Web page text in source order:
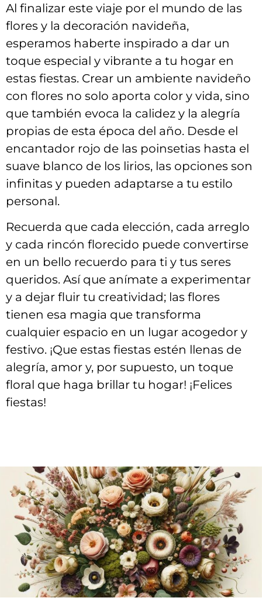
Al finalizar este viaje por el⁤ mundo de⁣ las
flores y⁤ la decoración navideña,
esperamos⁤ haberte inspirado ‍a dar un
toque​ especial y vibrante a tu hogar en
estas⁤ fiestas. Crear un ambiente navideño
con⁤ flores no solo aporta⁣ color y vida, sino
que también ‌evoca ‍la calidez y la⁣ alegría
⁣propias de esta ‍época del‌ año. Desde ⁢el
encantador rojo de ⁣las poinsetias hasta el
suave blanco‌ de los⁢ lirios, las opciones son
infinitas y pueden adaptarse a tu​ estilo
personal.
Recuerda que cada‌ elección, cada arreglo
‌y cada rincón⁢ florecido puede⁤ convertirse ​
en ⁢un bello recuerdo⁣ para‌ ti y tus seres‍
queridos. Así que anímate ​a ⁤experimentar
y a dejar fluir‌ tu creatividad; las flores​
tienen esa magia que ‌transforma⁢
cualquier⁢ espacio en un lugar ⁤acogedor ‍y
festivo. ¡Que estas fiestas‌ estén llenas de
alegría, amor y,⁣ por supuesto, un toque‌
floral que haga ⁣brillar ⁣tu hogar! ‌¡Felices
fiestas!